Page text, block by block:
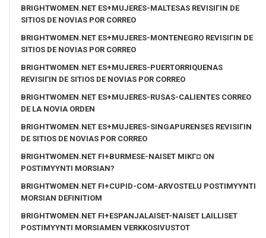
BRIGHTWOMEN.NET ES+MUJERES-MALTESAS REVISIГІN DE
SITIOS DE NOVIAS POR CORREO
BRIGHTWOMEN.NET ES+MUJERES-MONTENEGRO REVISIГІN DE
SITIOS DE NOVIAS POR CORREO
BRIGHTWOMEN.NET ES+MUJERES-PUERTORRIQUENAS
REVISIГІN DE SITIOS DE NOVIAS POR CORREO
BRIGHTWOMEN.NET ES+MUJERES-RUSAS-CALIENTES CORREO
DE LA NOVIA ORDEN
BRIGHTWOMEN.NET ES+MUJERES-SINGAPURENSES REVISIГІN
DE SITIOS DE NOVIAS POR CORREO
BRIGHTWOMEN.NET FI+BURMESE-NAISET MIKГ¤ ON
POSTIMYYNTI MORSIAN?
BRIGHTWOMEN.NET FI+CUPID-COM-ARVOSTELU POSTIMYYNTI
MORSIAN DEFINITIOM
BRIGHTWOMEN.NET FI+ESPANJALAISET-NAISET LAILLISET
POSTIMYYNTI MORSIAMEN VERKKOSIVUSTOT